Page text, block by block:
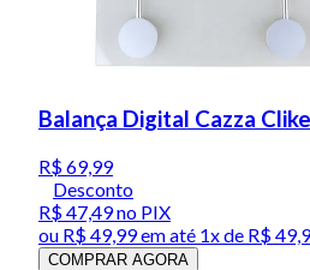
Balança Digital Cazza
R$ 69,99
Desconto
R$ 47,49no PIX
ou R$ 49,99em até 1x de R$
COMPRAR AGORA